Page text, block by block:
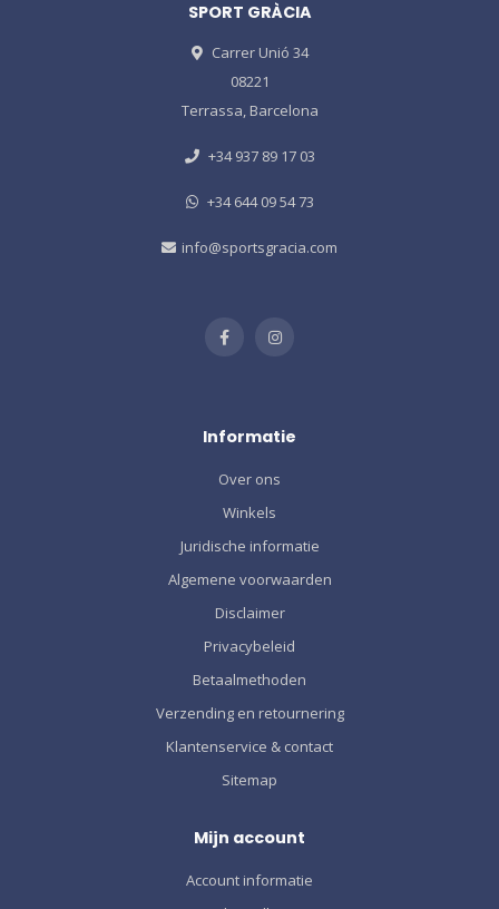
SPORT GRÀCIA
Carrer Unió 34
08221
Terrassa, Barcelona
+34 937 89 17 03
+34 644 09 54 73
info@sportsgracia.com
Informatie
Over ons
Winkels
Juridische informatie
Algemene voorwaarden
Disclaimer
Privacybeleid
Betaalmethoden
Verzending en retournering
Klantenservice & contact
Sitemap
Mijn account
Account informatie